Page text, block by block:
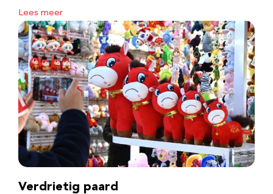
Lees meer
Verdrietig paard